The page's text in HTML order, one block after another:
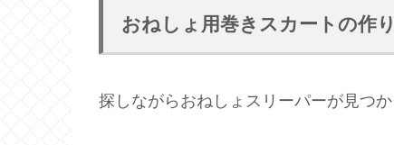
おねしょ用巻きスカートの作
探しながらおねしょスリーパーが見つ